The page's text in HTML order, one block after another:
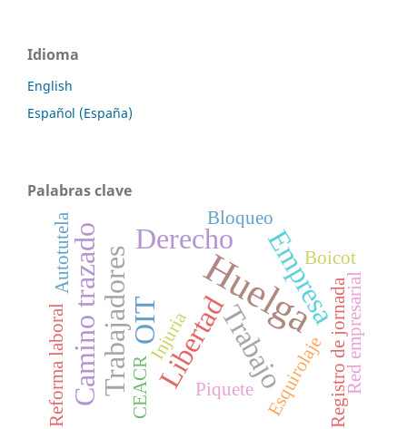
Idioma
English
Español (España)
Palabras clave
Huelga
OIT Trabajo
Trabajadores
Derecho
Libertad
Empresa
Camino trazado Registro de jornada
Reforma laboral Esquirolaje Red empresarial
Injuria
Bloqueo
Boicot
Piquete
Autotutela
CEACR